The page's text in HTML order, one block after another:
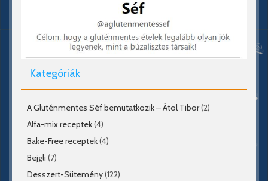
Kategóriák
A Gluténmentes Séf bemutatkozik – Átol Tibor(2)
Alfa-mix receptek(4)
Bake-Free receptek(4)
Bejgli (7)
Desszert-Sütemény(122)